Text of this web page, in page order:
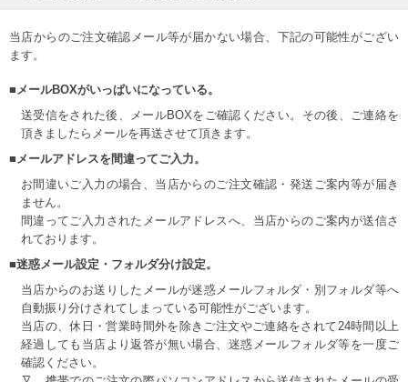
当店からのご注文確認メール等が届かない場合、下記の可能性がござい
ます。
■メールBOXがいっぱいになっている。
送受信をされた後、メールBOXをご確認ください。その後、ご連絡を
頂きましたらメールを再送させて頂きます。
■メールアドレスを間違ってご入力。
お間違いご入力の場合、当店からのご注文確認・発送ご案内等が届き
ません。
間違ってご入力されたメールアドレスへ、当店からのご案内が送信さ
れております。
■迷惑メール設定・フォルダ分け設定。
当店からのお送りしたメールが迷惑メールフォルダ・別フォルダ等へ
自動振り分けされてしまっている可能性がございます。
当店の、休日・営業時間外を除きご注文やご連絡をされて24時間以上
経過しても当店より返答が無い場合、迷惑メールフォルダ等を一度ご
確認ください。